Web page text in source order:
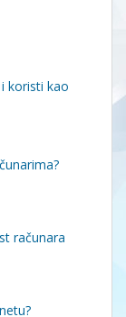
koristi kao
računara